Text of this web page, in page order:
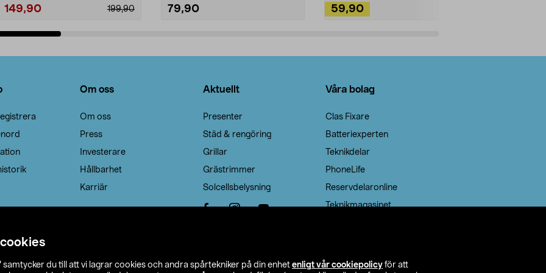
samtycker du till att vi lagrar cookies och andra spårtekniker på din enhet enligt vår cookiepolicy för att
199,90
149,90 79,90 59,90
Om oss
Om oss
Press
Investerare
Hållbarhet
Karriär
Aktuellt
Presenter
Städ & rengöring
Grillar
Grästrimmer
Solcellsbelysning
Våra bolag
Clas Fixare
Batteriexperten
Teknikdelar
PhoneLife
Reservdelaronline
Teknikmagasinet